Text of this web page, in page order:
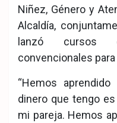
ook
pp
Niñez, Género y
Alcaldía,
lanzó cursos
convencionales
“Hemos
dinero que tengo
mi pareja. Hemos